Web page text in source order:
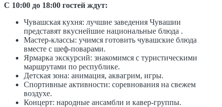
С 10:00 до 18:00 гостей ждут:
Чувашская кухня: лучшие заведения Чувашии
представят вкуснейшие национальные блюда .
Мастер-классы: учимся готовить чувашские блюда
вместе с шеф-поварами.
Ярмарка экскурсий: знакомимся с туристическими
маршрутами по республике.
Детская зона: анимация, аквагрим, игры.
Спортивные активности: соревнования на свежем
воздухе.
Концерт: народные ансамбли и кавер-группы.